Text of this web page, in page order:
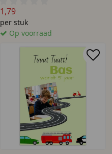
1,79
per stuk
Op voorraad